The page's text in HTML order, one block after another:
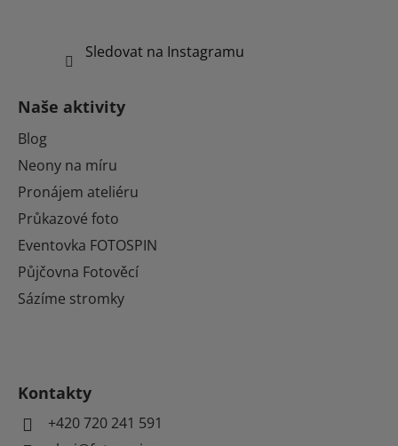
Sledovat na Instagramu
Naše aktivity
Blog
Neony na míru
Pronájem ateliéru
Průkazové foto
Eventovka FOTOSPIN
Půjčovna Fotověcí
Sázíme stromky
Kontakty
+420 720 241 591